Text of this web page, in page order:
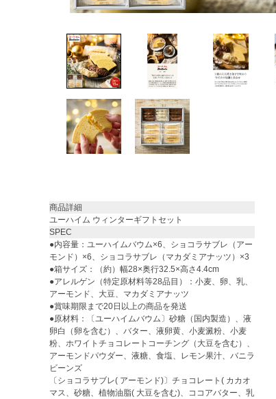
商品詳細
ユーハイム ウィンターギフトセット
SPEC
●内容量：ユーハイムバウム×6、ショコラサブレ（アー
モンド）×6、ショコラサブレ（マカダミアナッツ）×3
●箱サイズ：（約）幅28×奥行32.5×高さ4.4cm
●アレルゲン（特定原材料等28品目）：小麦、卵、乳、
アーモンド、大豆、マカダミアナッツ
●賞味期限まで20日以上の商品を発送
●原材料：〔ユーハイムバウム〕砂糖（国内製造）、液
卵白（卵を含む）、バター、液卵黄、小麦澱粉、小麦
粉、ホワイトチョコレートコーチング（大豆を含む）、
アーモンドパウダー、液糖、食塩、レモン果汁、バニラ
ビーンズ
〔ショコラサブレ( アーモンド)〕チョコレート( カカオ
マス、砂糖、植物油脂( 大豆を含む)、ココアバター、乳